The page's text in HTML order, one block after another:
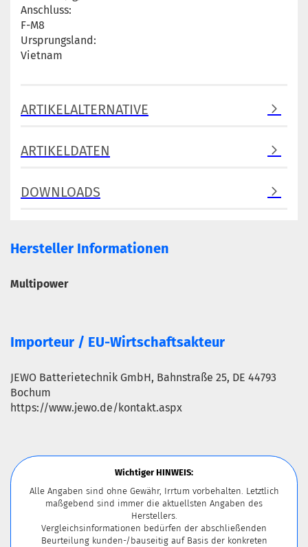
Anschluss:
F-M8
Ursprungsland:
Vietnam
ARTIKELALTERNATIVE
ARTIKELDATEN
DOWNLOADS
Hersteller Informationen
Multipower
Importeur / EU-Wirtschaftsakteur
JEWO Batterietechnik GmbH, Bahnstraße 25, DE 44793
Bochum
https://www.jewo.de/kontakt.aspx
Wichtiger HINWEIS:
Alle Angaben sind ohne Gewähr, Irrtum vorbehalten. Letztlich
maßgebend sind immer die aktuellsten Angaben des
Herstellers.
Vergleichsinformationen bedürfen der abschließenden
Beurteilung kunden-/bauseitig auf Basis der konkreten